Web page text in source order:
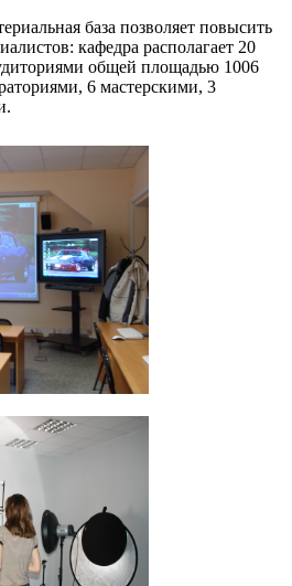
база позволяет повысить
кафедра располагает 20
общей площадью 1006
6 мастерскими, 3